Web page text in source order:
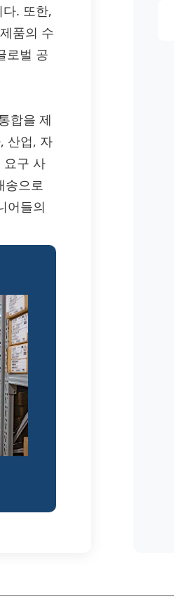
. 또한,
품의 수
로벌 공
합을 제
산업, 자
요구 사
송으로
어들의